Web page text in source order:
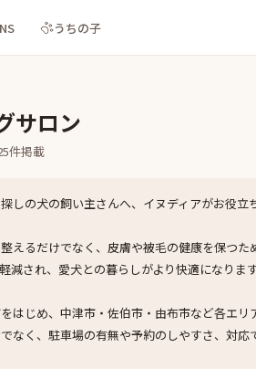
うちの子
サロン
件掲載
しの犬の飼い主さんへ、イヌディアがお役立
えるだけでなく、皮膚や被毛の健康を保つ
減され、愛犬との暮らしがより快適になります
はじめ、中津市・佐伯市・由布市など各エ
なく、駐車場の有無や予約のしやすさ、対応